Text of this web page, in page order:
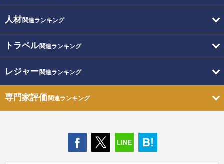
人材関連ランキング
トラベル関連ランキング
レジャー関連ランキング
専門家評価関連ランキング